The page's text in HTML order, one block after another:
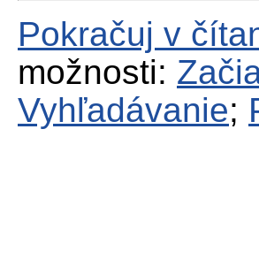
Pokračuj v
možnosti:
Vyhľadávanie;